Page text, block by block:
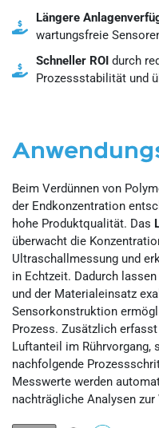
Längere
wartungsfreie
Schneller ROI durch
Prozessstabilität und
Beim Verdünnen von
der Endkonzentration
hohe Produktqualität. Das
überwacht die
Ultraschallmessung und
in Echtzeit. Dadurch
und der Materialeinsatz
Sensorkonstruktion
Prozess. Zusätzlich
Luftanteil im
nachfolgende
Messwerte werden
nachträgliche Analysen zur